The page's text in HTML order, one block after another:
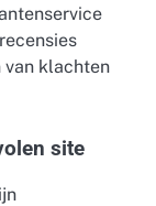
van klachten
site